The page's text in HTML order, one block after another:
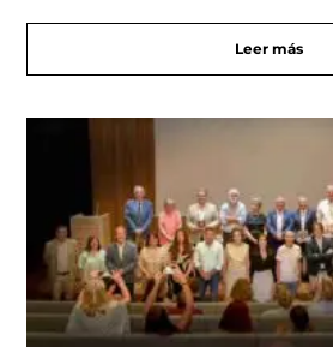
Leer más